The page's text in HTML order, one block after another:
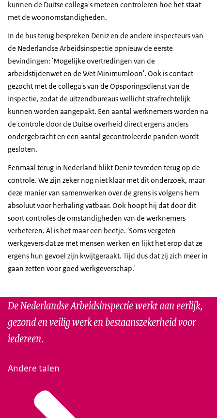
kunnen de Duitse collega's meteen controleren hoe het staat
met de woonomstandigheden.
In de bus terug bespreken Deniz en de andere inspecteurs van
de Nederlandse Arbeidsinspectie opnieuw de eerste
bevindingen: 'Mogelijke overtredingen van de
arbeidstijdenwet en de Wet Minimumloon'. Ook is contact
gezocht met de collega's van de Opsporingsdienst van de
Inspectie, zodat de uitzendbureaus wellicht strafrechtelijk
kunnen worden aangepakt. Een aantal werknemers worden na
de controle door de Duitse overheid direct ergens anders
ondergebracht en een aantal gecontroleerde panden wordt
gesloten.
Eenmaal terug in Nederland blikt Deniz tevreden terug op de
controle. We zijn zeker nog niet klaar met dit onderzoek, maar
deze manier van samenwerken over de grens is volgens hem
absoluut voor herhaling vatbaar. Ook hoopt hij dat door dit
soort controles de omstandigheden van de werknemers
verbeteren. Al is het maar een beetje. 'Soms vergeten
werkgevers dat ze met mensen werken en lijkt het erop dat ze
ergens hun gevoel zijn kwijtgeraakt. Tijd dus dat zij zich meer in
gaan zetten voor goed werkgeverschap.'
De Nederlandse Arbeidsinspectie werkt aan eerlijk,
gezond en veilig werk en bestaanszekerheid voor
iedereen.
Andere talen